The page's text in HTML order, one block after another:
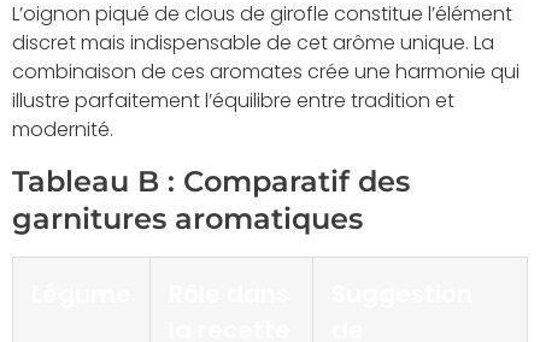
L’oignon piqué de clous de girofle constitue l’élément
discret mais indispensable de cet arôme unique. La
combinaison de ces aromates crée une harmonie qui
illustre parfaitement l’équilibre entre tradition et
modernité.
Tableau B : Comparatif des
garnitures aromatiques